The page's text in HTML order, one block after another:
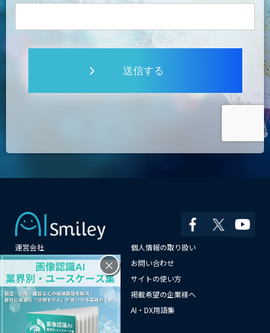
送信する
運営会社
個人情報の取り扱い
よくある質問
お問い合わせ
メールマガジン登録
サイトの使い方
情報提供はこちらから
掲載希望の企業様へ
AI企業一覧
AI・DX用語集
サイトマップ
×